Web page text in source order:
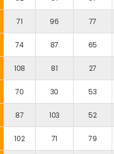
71 96 77
74 87 65
108 81 27
70 30 53
87 103 52
102 71 79